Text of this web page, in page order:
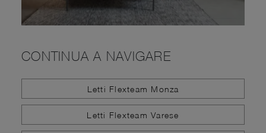
CONTINUA A NAVIGARE
Letti Flexteam Monza
Letti Flexteam Varese